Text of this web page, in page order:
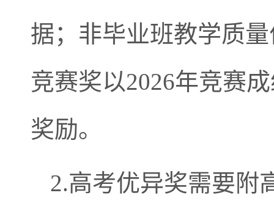
据；非毕业班教学质
竞赛奖以2026年竞赛
奖励。
2.高考优异奖需要附